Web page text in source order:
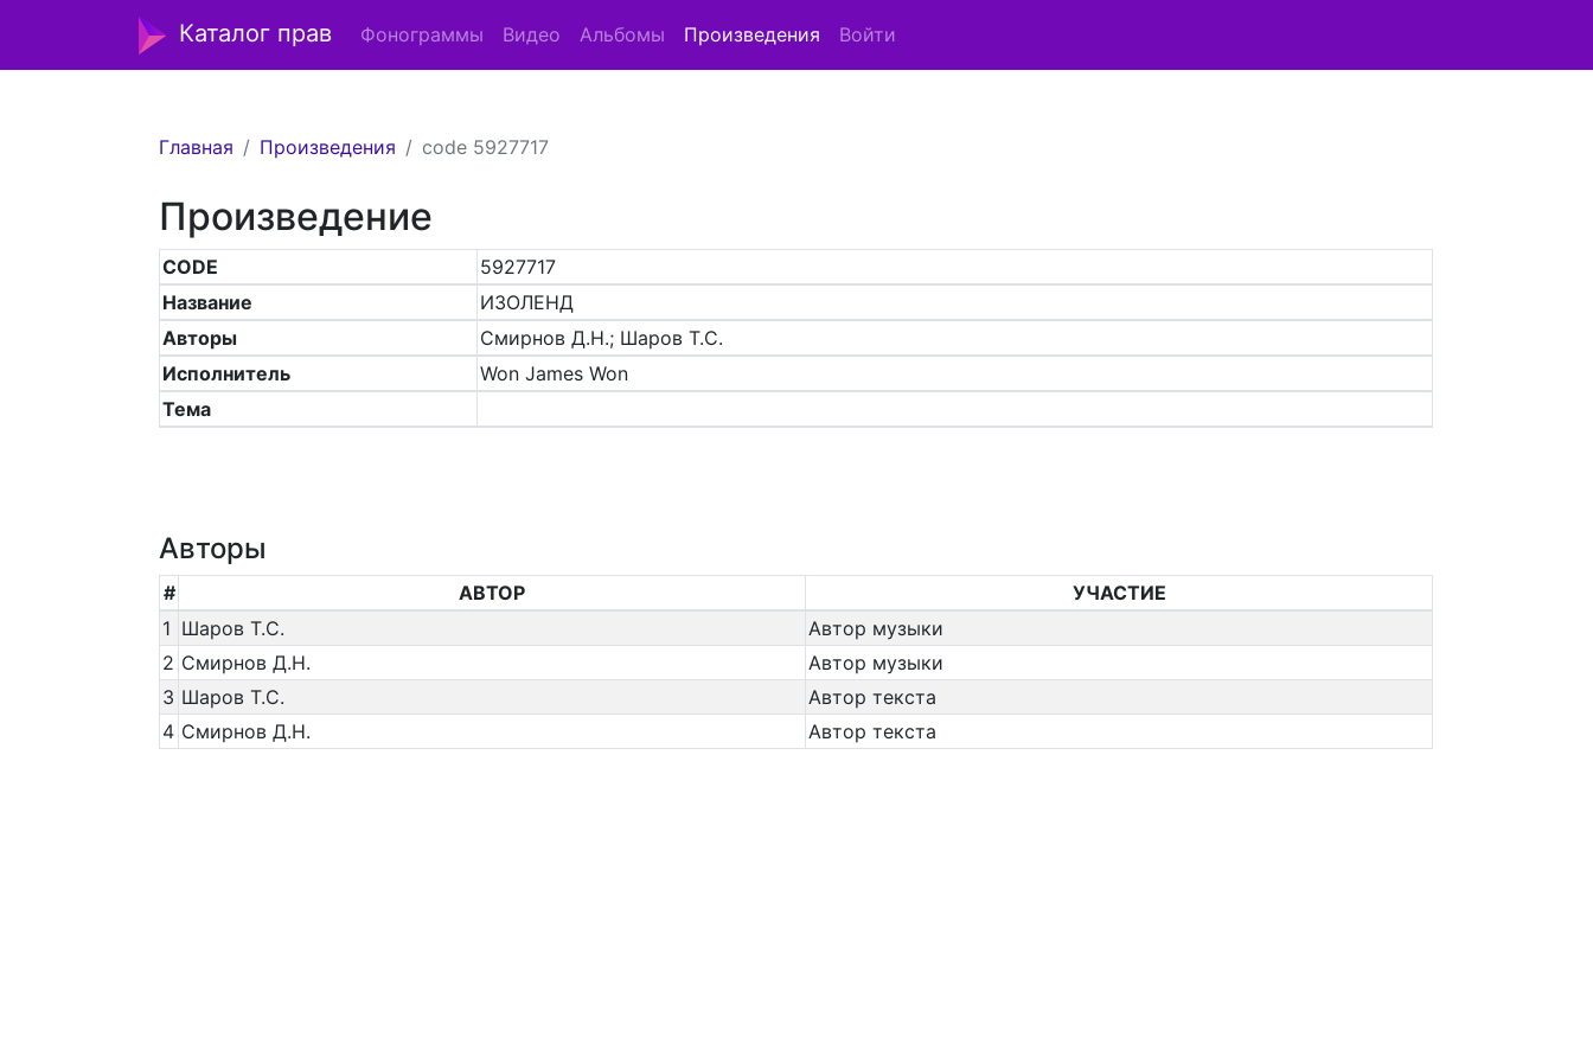
Каталог прав Фонограммы Видео Альбомы Произведения Войти
Главная Произведения code 5927717
Произведение
CODE
5927717
Название
ИЗОЛЕНД
Авторы
Смирнов Д.Н.; Шаров Т.С.
Исполнитель
Won James Won
Тема
Авторы
# АВТОР
УЧАСТИЕ
1 Шаров Т.С.
Автор музыки
2 Смирнов Д.Н.
Автор музыки
3 Шаров Т.С.
Автор текста
4 Смирнов Д.Н. Автор текста